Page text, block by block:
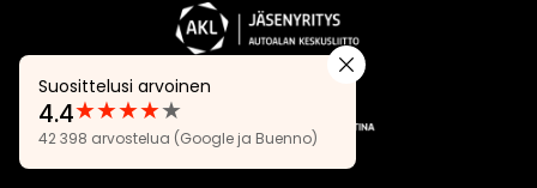
Suosittelusi arvoinen
Arvostelut:
4.4
★★★★★
4.4
42 398 arvostelua (Google ja Buenno)